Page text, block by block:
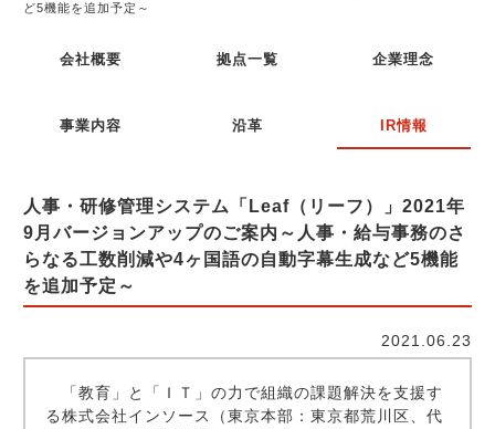
ど5機能を追加予定～
会社概要 拠点一覧 企業理念
事業内容 沿革 IR情報
人事・研修管理システム「Leaf（リーフ）」2021年
9月バージョンアップのご案内～人事・給与事務のさ
らなる工数削減や4ヶ国語の自動字幕生成など5機能
を追加予定～
2021.06.23
「教育」と「ＩＴ」の力で組織の課題解決を支援す
る株式会社インソース（東京本部：東京都荒川区、代